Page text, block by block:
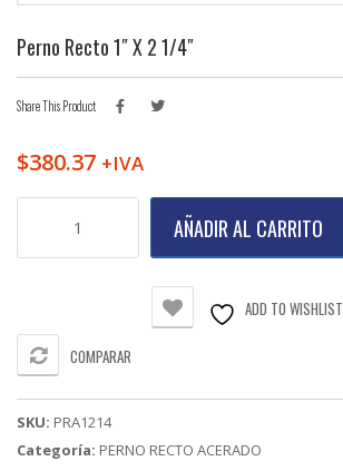
Perno Recto 1″ X 2 1/4″
Share This Product
$380.37 +IVA
cantidad
AÑADIR AL CARRITO
ADD TO WISHLIST
COMPARAR
SKU: PRA1214
Categoría: PERNO RECTO ACERADO